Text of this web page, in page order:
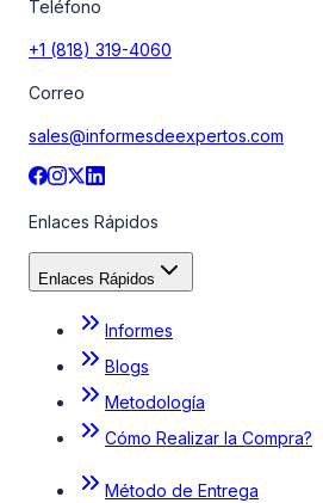
Teléfono
+1 (818) 319-4060
Correo
sales@informesdeexpertos.com
Enlaces Rápidos
Enlaces Rápidos
Informes
Blogs
Metodología
Cómo Realizar la Compra?
Método de Entrega